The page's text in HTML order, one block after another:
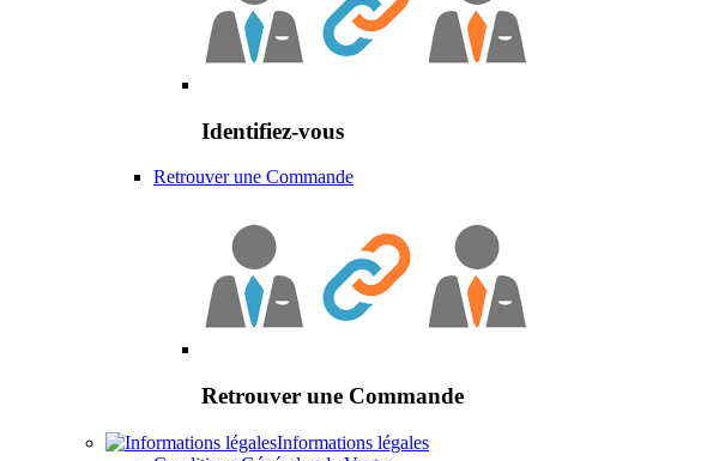
Identifiez-vous
Retrouver une Commande
Retrouver une Commande
Informations légales